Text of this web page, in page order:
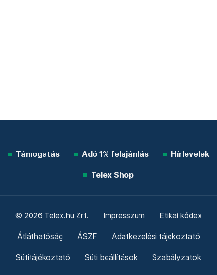
Támogatás Adó 1% felajánlás Hírlevelek
Telex Shop
© 2026 Telex.hu Zrt. Impresszum Etikai kódex
Átláthatóság ÁSZF Adatkezelési tájékoztató
Sütitájékoztató Süti beállítások Szabályzatok